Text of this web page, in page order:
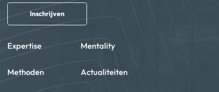
Inschrijven
Expertise Mentality
Methoden Actualiteiten